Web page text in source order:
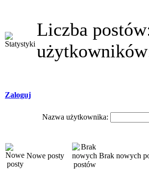
Liczba
Zaloguj
Nazwa użytkownika:
Nowe posty Brak nowych